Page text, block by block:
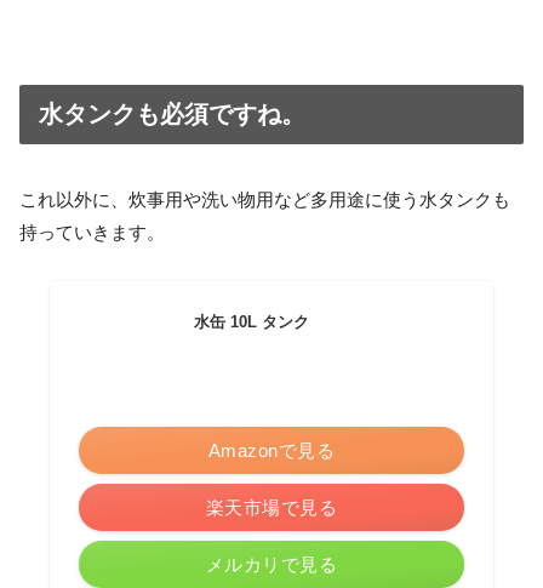
水タンクも必須ですね。
これ以外に、炊事用や洗い物用など多用途に使う水タンクも
持っていきます。
水缶 10L タンク
Amazonで見る
楽天市場で見る
メルカリで見る